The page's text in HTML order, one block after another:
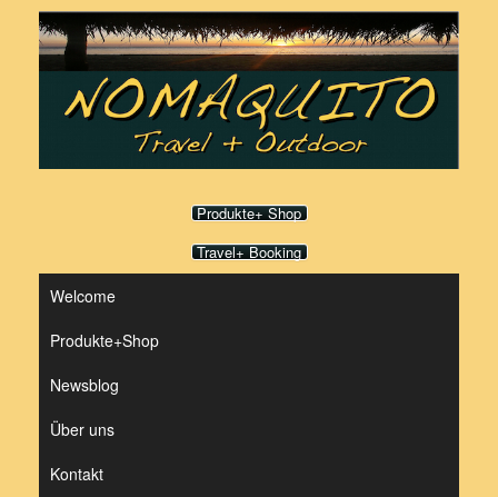
springen
Produkte+ Shop
Travel+ Booking
Welcome
Produkte+Shop
Newsblog
Über uns
Kontakt